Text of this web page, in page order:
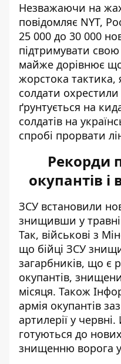
Незважаючи на
повідомляє NYT,
25 000 до 30 000
підтримувати
майже дорівнює
жорстока тактика,
солдати
ґрунтується на
солдатів на
спробі прорвати
Рекорди
окупантів і
ЗСУ встановили
знищивши у
Так, військові з
що бійці ЗСУ
загарбників, що є
окупантів,
місяця. Також
армія окупантів
артилерії у червні.
готуються до
знищенню ворога